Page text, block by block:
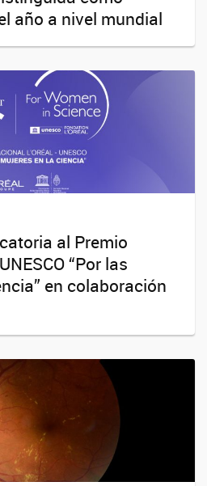
año a nivel mundial
al Premio
“Por las
en colaboración